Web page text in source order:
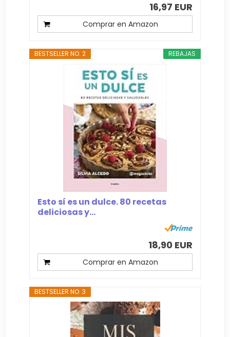
16,97 EUR
Comprar en Amazon
REBAJAS
BESTSELLER NO. 2
Esto sí es un dulce. 80 recetas
deliciosas y...
18,90 EUR
Comprar en Amazon
BESTSELLER NO. 3